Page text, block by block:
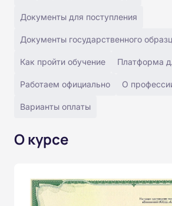
Документы для поступления
Документы государственного
Как пройти обучение Платформа
Работаем официально О
Варианты оплаты
О курсе